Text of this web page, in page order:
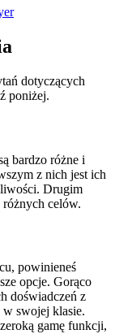
dotyczących
poniżej.
bardzo różne i
z nich jest ich
Drugim
różnych celów.
powinieneś
opcje. Gorąco
doświadczeń z
w swojej klasie.
gamę funkcji,